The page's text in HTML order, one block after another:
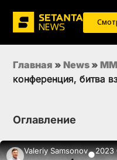
Главная » News »
конференция, битва
Оглавление
Valeriy Samsonov●2023